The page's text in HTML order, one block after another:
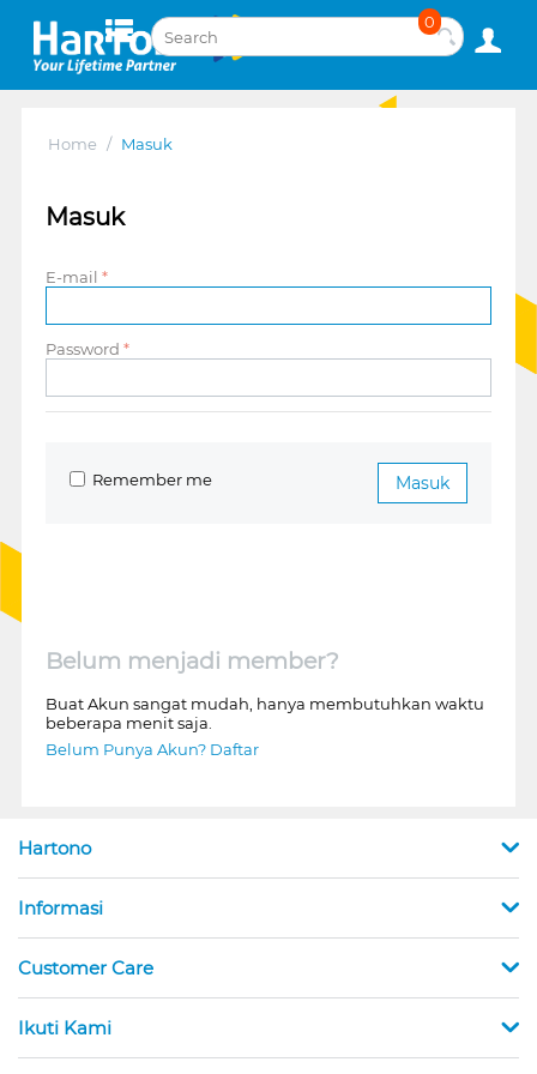
0
Home / Masuk
Masuk
E-mail
Password
Masuk
Remember me
Belum menjadi member?
Buat Akun sangat mudah, hanya membutuhkan waktu
beberapa menit saja.
Belum Punya Akun? Daftar
Hartono
Informasi
Customer Care
Ikuti Kami